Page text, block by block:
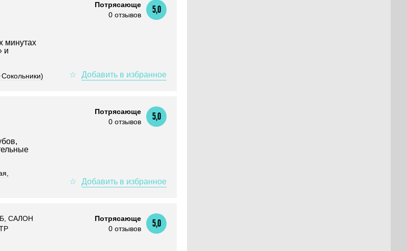
минутах
и
Сокольники)
Потрясающе
0 отзывов
5,0
Потрясающе
0 отзывов
5,0
САЛОН
Потрясающе
0 отзывов
5,0